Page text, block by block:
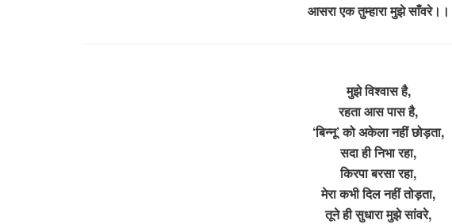
आसरा एक तुम्हारा मुझे साँवरे।।
मुझे विश्वास है,
रहता आस पास है,
‘बिन्नू’ को अकेला नहीं छोड़ता,
सदा ही निभा रहा,
किरपा बरसा रहा,
मेरा कभी दिल नहीं तोड़ता,
तूने ही सुधारा मुझे सांवरे,